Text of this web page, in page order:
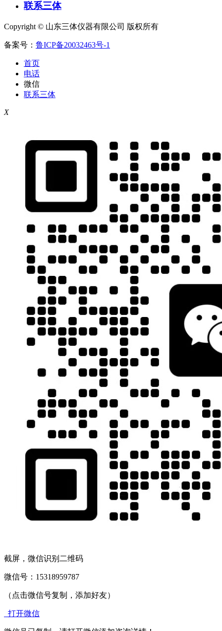
联系三体
Copyright © 山东三体仪器有限公司 版权所有
备案号： 鲁ICP备20032463号-1
首页
电话
微信
联系三体
X
截屏，微信识别二维码
微信号： 15318959787
（点击微信号复制，添加好友）
打开微信